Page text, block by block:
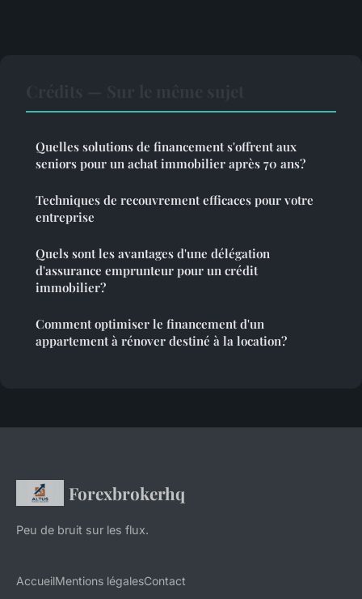
Quelles solutions de financement s'offrent aux
seniors pour un achat immobilier après 70 ans?
Techniques de recouvrement efficaces pour votre
entreprise
Quels sont les avantages d'une délégation
d'assurance emprunteur pour un crédit
immobilier?
Comment optimiser le financement d'un
appartement à rénover destiné à la location?
Forexbrokerhq
Peu de bruit sur les flux.
AccueilMentions légalesContact